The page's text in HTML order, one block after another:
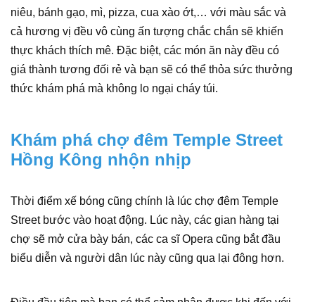
niêu, bánh gạo, mì, pizza, cua xào ớt,… với màu sắc và
cả hương vị đều vô cùng ấn tượng chắc chắn sẽ khiến
thực khách thích mê. Đặc biệt, các món ăn này đều có
giá thành tương đối rẻ và bạn sẽ có thể thỏa sức thưởng
thức khám phá mà không lo ngại cháy túi.
Khám phá chợ đêm Temple Street
Hồng Kông nhộn nhịp
Thời điểm xế bóng cũng chính là lúc chợ đêm Temple
Street bước vào hoạt động. Lúc này, các gian hàng tại
chợ sẽ mở cửa bày bán, các ca sĩ Opera cũng bắt đầu
biểu diễn và người dân lúc này cũng qua lại đông hơn.